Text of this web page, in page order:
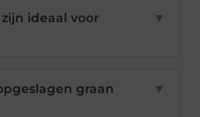
ideaal voor
▼
graan
▼